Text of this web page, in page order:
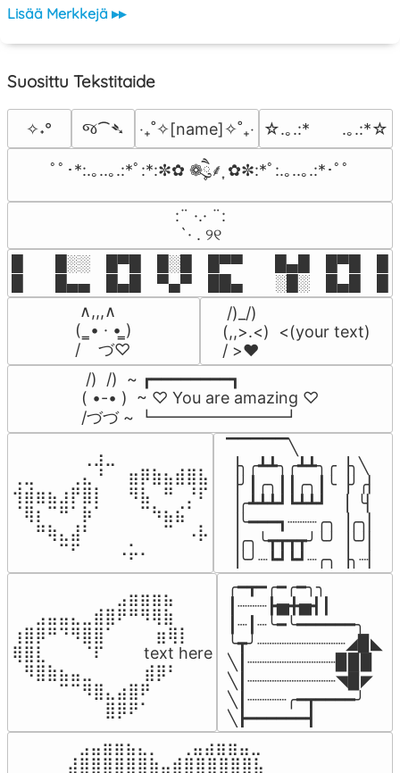
Lisää Merkkejä ▸▸
Suosittu Tekstitaide
✧˖° જ⁀➴ ‎‧₊˚✧[name]✧˚₊‧ ☆.｡.:*　　.｡.:*☆
ﾟﾟ･*:.｡..｡.:*ﾟ:*:✼✿ ❁ཻུ۪۪⸙͎ ✿✼:*ﾟ:.｡..｡.:*･ﾟﾟ
⠀:¨ ·.· ¨:⠀
⠀ `· . ୨୧⠀
█  █░░ █▀█ █░█ █▀▀  █▄█ █▀█
█  █▄▄ █▄█ ▀▄▀ ██▄  ░█░ █▄█
∧,,,∧
(  ̳• · • ̳)
/    づ♡
/)_/)
(,,>.<)  <(your text)
/ >❤️
/)  /)  ~ ┏━━━━━━━━┓
( •-• )  ~ ♡ You are amazing ♡
/づづ ~ ┗━━━━━━━━┛
⠀⠀⠀⠀⠀⠀⢀⣰⣀⠀⠀⠀⠀⠀⠀⠀⠀
⢀⣀⠀⠀⠀⢀⣄⠘⠀⠀⣶⡿⣷⣦⣾⣿⣧
⢺⣾⣶⣦⣰⡟⣿⡇⠀⠀⠻⣧⠀⠛⠀⡘⠏
⠈⢿⡆⠉⠛⠁⡷⠁⠀⠀⠀⠉⠳⣦⣮⠁⠀
⠀⠀⠛⢷⣄⣼⠃⠀⠀⠀⠀⠀⠀⠉⠀⠠⡧
⠀⠀⠀⠀⠉⠋⠀⠀⠀⠠⡥⠄⠀⠀⠀⠀⠀
▔▔▔▔▔╲
▕╮╭┻┻╮╭┻┻╮╭▕╮╲
▕╯┃╭╮┃┃╭╮┃╰▕╯╭▏
▕╭┻┻┻┛┗┻┻┛  ▕  ╰▏
▕╰━━━┓┈┈┈╭╮▕╭╮▏
▕╭╮╰┳┳┳┳╯╰╯▕╰╯▏
▕╰╯┈┗┛┗┛┈╭╮▕╮┈▏
⠀⠀⠀⠀⠀⠀⠀⠀⠀⣠⣶⣶⣶⣦⠀⠀
⠀⠀⣠⣤⣤⣄⣀⣾⣿⠟⠛⠻⢿⣷⠀
⢰⣿⡿⠛⠙⠻⣿⣿⠁⠀⠀ ⠀⣶⢿⡇
⢿⣿⣇⠀⠀⠀⠈⠏⠀⠀⠀ text here
⠀⠻⣿⣷⣦⣤⣀⠀⠀⠀ ⠀⣾⡿⠃⠀
⠀⠀⠀⠀⠉⠉⠻⣿⣄⣴⣿⠟⠀⠀⠀
⠀⠀⠀⠀⠀⠀⠀⠀⣿⡿⠟⠁⠀⠀⠀
╭━┳━╭━╭━╮╮
┃┈┈┈┣▅╋▅┫┃
┃┈┃┈╰━╰━━━━━━╮
╰┳╯┈┈┈┈┈┈┈┈┈◢▉◣
╲┃┈┈┈┈┈┈┈┈┈▉▉▉
╲┃┈┈┈┈┈┈┈┈┈◥▉◤
╲┃┈┈┈┈╭━┳━━━━╯
╲┣━━━━━━┫﻿
⠀⣠⣤⣶⣶⣦⣄⡀  ⠀⢀⣤⣴⣶⣶⣤⣀⠀
⣼⣿⣿⣿⣿⣿⣿⣷⣤⣾⣿⣿⣿⣿⣿⣿⣧